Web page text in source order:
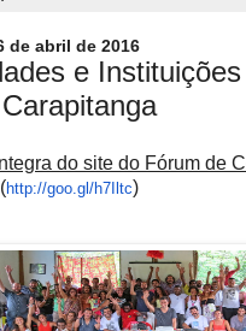
de abril de 2016
e
do site do Fórum de
(http://goo.gl/h7Iltc)